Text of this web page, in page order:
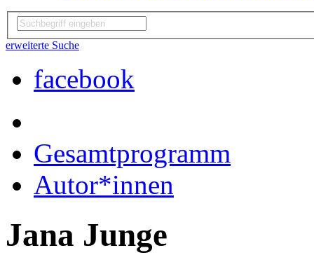
erweiterte Suche
facebook
Gesamtprogramm
Autor*innen
Jana Junge